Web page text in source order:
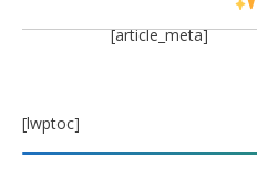
[article_meta]
[lwptoc]